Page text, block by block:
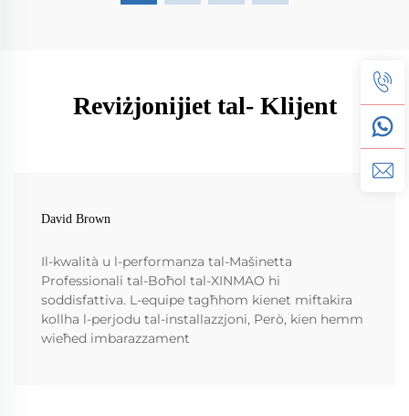
Reviżjonijiet tal- Klijent
David Brown
Il-kwalità u l-performanza tal-Mašinetta
Professionali tal-Boħol tal-XINMAO hi
soddisfattiva. L-equipe tagħhom kienet miftakira
kollha l-perjodu tal-installazzjoni, Però, kien hemm
wieħed imbarazzament